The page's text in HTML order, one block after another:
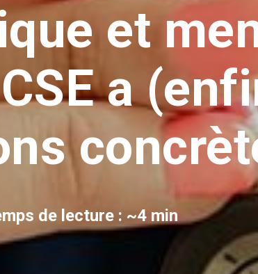
et
a
de lecture : ~4 min